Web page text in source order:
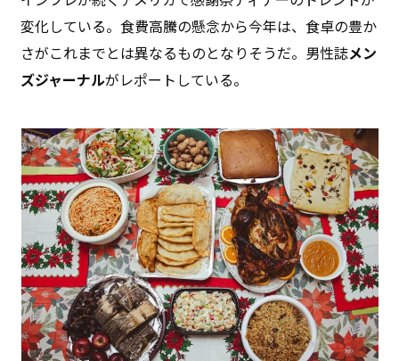
変化している。食費高騰の懸念から今年は、食卓の豊か
さがこれまでとは異なるものとなりそうだ。男性誌メン
ズジャーナルがレポートしている。